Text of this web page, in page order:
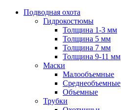
Подводная охота
Гидрокостюмы
Толщина 1-3 мм
Толщина 5 мм
Толщина 7 мм
Толщина 9-11 мм
Маски
Малообъемные
Среднеобъемные
Объемные
Трубки